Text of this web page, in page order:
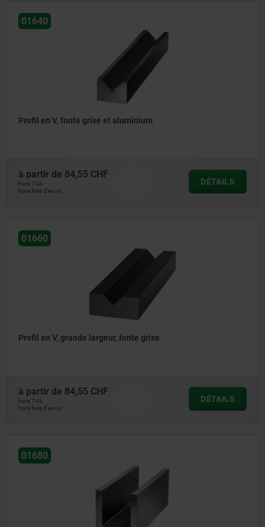
01640
Profil en V, fonte grise et aluminium
à partir de 84,55 CHF
hors TVA
hors frais d’envoi
DÉTAILS
01660
Profil en V, grande largeur, fonte grise
à partir de 84,55 CHF
hors TVA
hors frais d’envoi
DÉTAILS
01680